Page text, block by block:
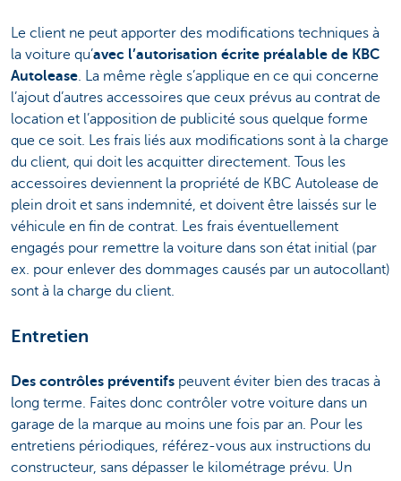
Le client ne peut apporter des modifications techniques à
la voiture qu’avec l’autorisation écrite préalable de KBC
Autolease. La même règle s’applique en ce qui concerne
l’ajout d’autres accessoires que ceux prévus au contrat de
location et l’apposition de publicité sous quelque forme
que ce soit. Les frais liés aux modifications sont à la charge
du client, qui doit les acquitter directement. Tous les
accessoires deviennent la propriété de KBC Autolease de
plein droit et sans indemnité, et doivent être laissés sur le
véhicule en fin de contrat. Les frais éventuellement
engagés pour remettre la voiture dans son état initial (par
ex. pour enlever des dommages causés par un autocollant)
sont à la charge du client.
Entretien
Des contrôles préventifs peuvent éviter bien des tracas à
long terme. Faites donc contrôler votre voiture dans un
garage de la marque au moins une fois par an. Pour les
entretiens périodiques, référez-vous aux instructions du
constructeur, sans dépasser le kilométrage prévu. Un